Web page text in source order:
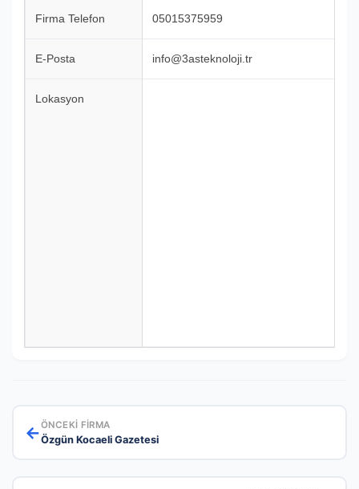
Firma Telefon 05015375959
E-Posta info@3asteknoloji.tr
Lokasyon
←ÖNCEKI FIRMA
Özgün Kocaeli Gazetesi